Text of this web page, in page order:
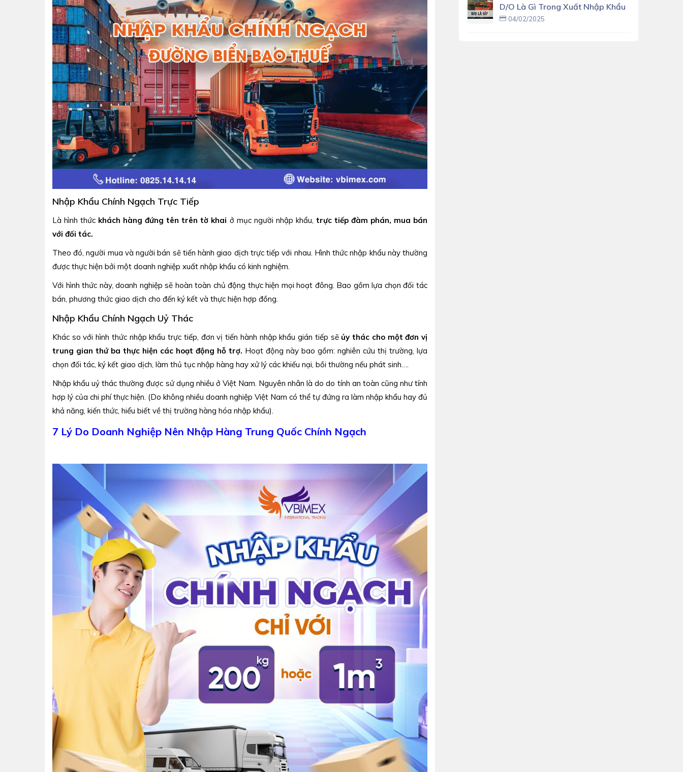
Nhập Khẩu Chính Ngạch Trực Tiếp
Là hình thức khách hàng đứng tên trên tờ khai ở mục người nhập khẩu, trực tiếp đàm phán, mua bán
với đối tác.
Theo đó, người mua và người bán sẽ tiến hành giao dịch trực tiếp với nhau. Hình thức nhập khẩu này thường
được thực hiện bởi một doanh nghiệp xuất nhập khẩu có kinh nghiệm.
Với hình thức này, doanh nghiệp sẽ hoàn toàn chủ động thực hiện mọi hoạt đông. Bao gồm lựa chọn đối tác
bán, phương thức giao dịch cho đến ký kết và thực hiện hợp đồng.
Nhập Khẩu Chính Ngạch Uỷ Thác
Khác so với hình thức nhập khẩu trực tiếp, đơn vị tiến hành nhập khẩu gián tiếp sẽ ủy thác cho một đơn vị
trung gian thứ ba thực hiện các hoạt động hỗ trợ. Hoạt động này bao gồm: nghiên cứu thị trường, lựa
chọn đối tác, ký kết giao dịch, làm thủ tục nhập hàng hay xử lý các khiếu nại, bồi thường nếu phát sinh….
Nhập khẩu uỷ thác thường được sử dụng nhiều ở Việt Nam. Nguyên nhân là do do tính an toàn cũng như tính
hợp lý của chi phí thực hiện. (Do không nhiều doanh nghiệp Việt Nam có thể tự đứng ra làm nhập khẩu hay đủ
khả năng, kiến thức, hiểu biết về thị trường hàng hóa nhập khẩu).
7 Lý Do Doanh Nghiệp Nên Nhập Hàng Trung Quốc Chính Ngạch
D/O Là Gì Trong Xuất Nhập Khẩu
04/02/2025